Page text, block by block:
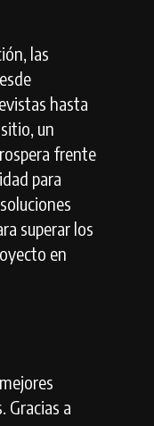
las
hasta
un
frente
para
superar los
en
Gracias a